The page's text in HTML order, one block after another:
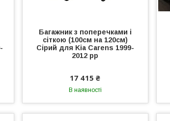
Багажник з поперечками і
сіткою (100см на 120см)
Сірий для Kia Carens 1999-
2012 рр
17 415 ₴
В наявності